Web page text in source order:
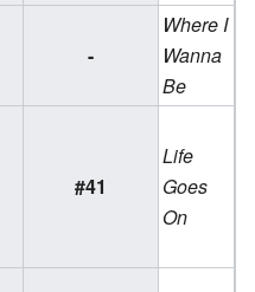
-
Where I
Wanna
Be
#41
Life
Goes
On